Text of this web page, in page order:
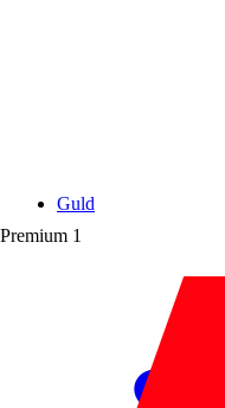
Premium 1
Guld